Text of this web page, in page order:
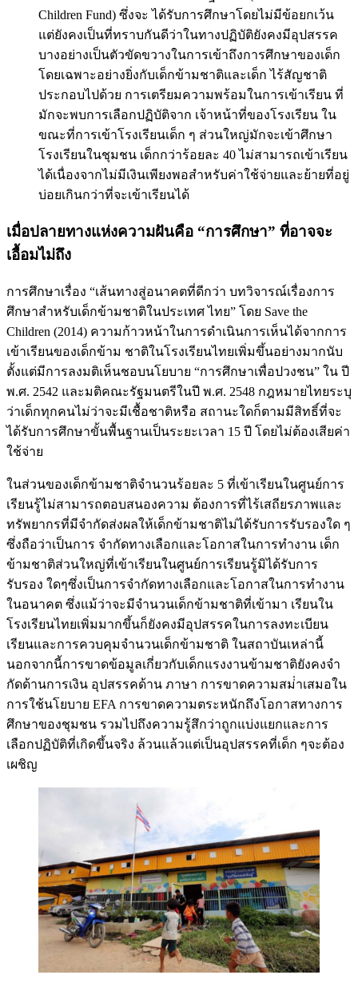
Children Fund) ซึ่งจะ ได้รับการศึกษาโดยไม่มีข้อยกเว้น
แต่ยังคงเป็นที่ทราบกันดีว่าในทางปฏิบัติยังคงมีอุปสรรค
บางอย่างเป็นตัวขัดขวางในการเข้าถึงการศึกษาของเด็ก
โดยเฉพาะอย่างยิ่งกับเด็กข้ามชาติและเด็ก ไร้สัญชาติ
ประกอบไปด้วย การเตรียมความพร้อมในการเข้าเรียน ที่
มักจะพบการเลือกปฏิบัติจาก เจ้าหน้าที่ของโรงเรียน ใน
ขณะที่การเข้าโรงเรียนเด็ก ๆ ส่วนใหญ่มักจะเข้าศึกษา
โรงเรียนในชุมชน เด็กกว่าร้อยละ 40 ไม่สามารถเข้าเรียน
ได้เนื่องจากไม่มีเงินเพียงพอสําหรับค่าใช้จ่ายและย้ายที่อยู่
บ่อยเกินกว่าที่จะเข้าเรียนได้
เมื่อปลายทางแห่งความฝันคือ “การศึกษา” ที่อาจจะ
เอื้อมไม่ถึง
การศึกษาเรื่อง “เส้นทางสู่อนาคตที่ดีกว่า บทวิจารณ์เรื่องการ
ศึกษาสําหรับเด็กข้ามชาติในประเทศ ไทย” โดย Save the
Children (2014) ความก้าวหน้าในการดําเนินการเห็นได้จากการ
เข้าเรียนของเด็กข้าม ชาติในโรงเรียนไทยเพิ่มขึ้นอย่างมากนับ
ตั้งแต่มีการลงมติเห็นชอบนโยบาย “การศึกษาเพื่อปวงชน” ใน ปี
พ.ศ. 2542 และมติคณะรัฐมนตรีในปี พ.ศ. 2548 กฎหมายไทยระบุ
ว่าเด็กทุกคนไม่ว่าจะมีเชื้อชาติหรือ สถานะใดก็ตามมีสิทธิ์ที่จะ
ได้รับการศึกษาขั้นพื้นฐานเป็นระยะเวลา 15 ปี โดยไม่ต้องเสียค่า
ใช้จ่าย
ในส่วนของเด็กข้ามชาติจํานวนร้อยละ 5 ที่เข้าเรียนในศูนย์การ
เรียนรู้ไม่สามารถตอบสนองความ ต้องการที่ไร้เสถียรภาพและ
ทรัพยากรที่มีจํากัดส่งผลให้เด็กข้ามชาติไม่ได้รับการรับรองใด ๆ
ซึ่งถือว่าเป็นการ จํากัดทางเลือกและโอกาสในการทํางาน เด็ก
ข้ามชาติส่วนใหญ่ที่เข้าเรียนในศูนย์การเรียนรู้มิได้รับการ
รับรอง ใดๆซึ่งเป็นการจํากัดทางเลือกและโอกาสในการทํางาน
ในอนาคต ซึ่งแม้ว่าจะมีจํานวนเด็กข้ามชาติที่เข้ามา เรียนใน
โรงเรียนไทยเพิ่มมากขึ้นก็ยังคงมีอุปสรรคในการลงทะเบียน
เรียนและการควบคุมจํานวนเด็กข้ามชาติ ในสถาบันเหล่านี้
นอกจากนี้การขาดข้อมูลเกี่ยวกับเด็กแรงงานข้ามชาติยังคงจํา
กัดด้านการเงิน อุปสรรคด้าน ภาษา การขาดความสม่ําเสมอใน
การใช้นโยบาย EFA การขาดความตระหนักถึงโอกาสทางการ
ศึกษาของชุมชน รวมไปถึงความรู้สึกว่าถูกแบ่งแยกและการ
เลือกปฏิบัติที่เกิดขึ้นจริง ล้วนแล้วแต่เป็นอุปสรรคที่เด็ก ๆจะต้อง
เผชิญ